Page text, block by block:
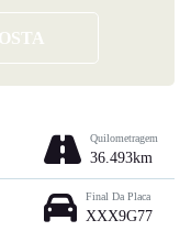
Quilometragem
36.493km
Final Da Placa
XXX9G77